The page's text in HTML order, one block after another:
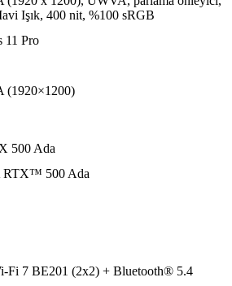
Işık, 400 nit, %100 sRGB
11 Pro
(1920×1200)
500 Ada
500 Ada
Fi 7 BE201 (2x2) + Bluetooth® 5.4